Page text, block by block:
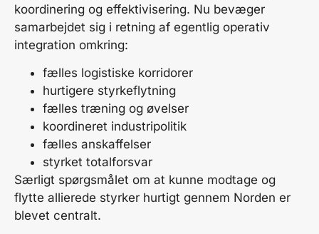
koordinering og effektivisering. Nu bevæger
samarbejdet sig i retning af egentlig operativ
integration omkring:
fælles logistiske korridorer
hurtigere styrkeflytning
fælles træning og øvelser
koordineret industripolitik
fælles anskaffelser
styrket totalforsvar
Særligt spørgsmålet om at kunne modtage og
flytte allierede styrker hurtigt gennem Norden er
blevet centralt.